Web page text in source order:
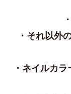
・それ以外
・ネイルカ